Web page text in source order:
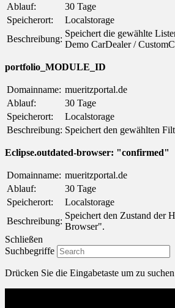
Ablauf:
30 Tage
Speicherort:
Localstorage
Beschreibung:
Speichert die gewählte
Demo CarDealer /
portfolio_MODULE_ID
Domainname: mueritzportal.de
Ablauf:
30 Tage
Speicherort:
Localstorage
Beschreibung: Speichert den gewählten
Eclipse.outdated-browser: "confirmed"
Domainname: mueritzportal.de
Ablauf:
30 Tage
Speicherort:
Localstorage
Beschreibung:
Speichert den Zustand der
Browser".
Schließen
Suchbegriffe
Drücken Sie die Eingabetaste um zu suchen